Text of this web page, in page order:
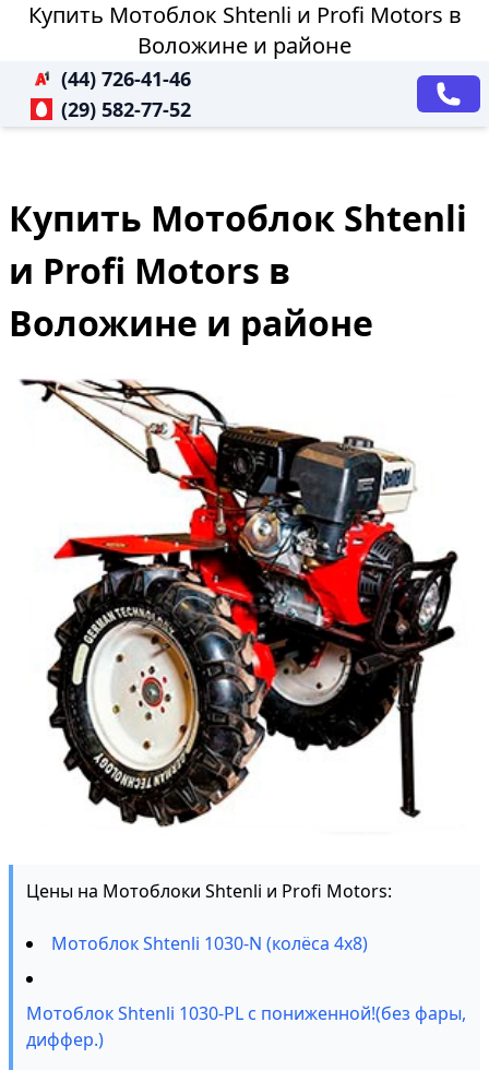
Купить Мотоблок Shtenli и Profi Motors в
Воложине и районе
(44) 726-41-46
(29) 582-77-52
Купить Мотоблок Shtenli
и Profi Motors в
Воложине и районе
Цены на Мотоблоки Shtenli и Profi Motors:
Мотоблок Shtenli 1030-N (колёса 4х8)
Мотоблок Shtenli 1030-PL с пониженной!(без фары,
диффер.)